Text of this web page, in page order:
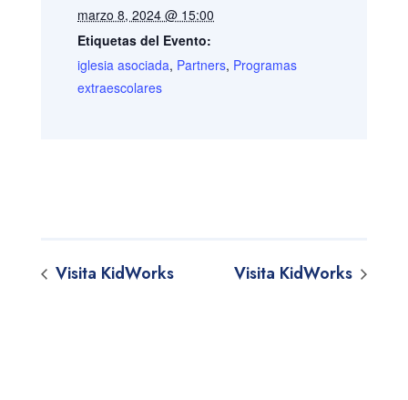
marzo 8, 2024 @ 15:00
Etiquetas del Evento:
iglesia asociada, Partners, Programas
extraescolares
Visita KidWorks Visita KidWorks